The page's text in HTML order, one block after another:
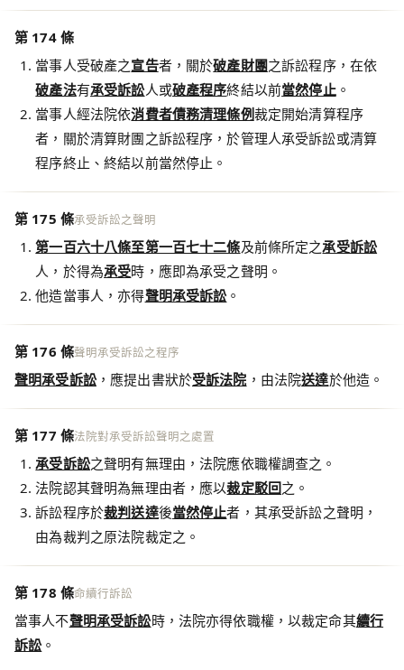
第 174 條
當事人受破產之宣告者，關於破產財團之訴訟程序，在依
破產法有承受訴訟人或破產程序終結以前當然停止。
當事人經法院依消費者債務清理條例裁定開始清算程序
者，關於清算財團之訴訟程序，於管理人承受訴訟或清算
程序終止、終結以前當然停止。
第 175 條承受訴訟之聲明
第一百六十八條至第一百七十二條及前條所定之承受訴訟
人，於得為承受時，應即為承受之聲明。
他造當事人，亦得聲明承受訴訟 。
第 176 條聲明承受訴訟之程序
聲明承受訴訟，應提出書狀於受訴法院 ，由法院送達於他造。
第 177 條法院對承受訴訟聲明之處置
承受訴訟之聲明有無理由，法院應依職權調查之。
法院認其聲明為無理由者，應以裁定駁回之。
訴訟程序於裁判送達後當然停止者，其承受訴訟之聲明，
由為裁判之原法院裁定之。
第 178 條命續行訴訟
當事人不聲明承受訴訟時，法院亦得依職權，以裁定命其續行
訴訟 。